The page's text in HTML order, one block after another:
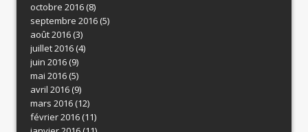
octobre 2016(8)
septembre 2016(5)
août 2016(3)
juillet 2016(4)
juin 2016(9)
mai 2016(5)
avril 2016(9)
mars 2016(12)
février 2016(11)